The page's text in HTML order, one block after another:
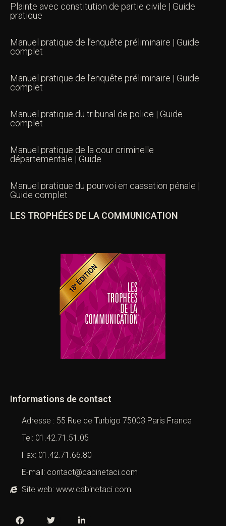
Plainte avec constitution de partie civile | Guide
pratique
Manuel pratique de l’enquête préliminaire | Guide
complet
Manuel pratique de l’enquête préliminaire | Guide
complet
Manuel pratique du tribunal de police | Guide
complet
Manuel pratique de la cour criminelle
départementale | Guide
Manuel pratique du pourvoi en cassation pénale |
Guide complet
LES TROPHÉES DE LA COMMUNICATION
Informations de contact
Adresse : 55 Rue de Turbigo 75003 Paris France
Tel: 01.42.71.51.05
Fax: 01.42.71.66.80
E-mail: contact@cabinetaci.com
Site web: www.cabinetaci.com